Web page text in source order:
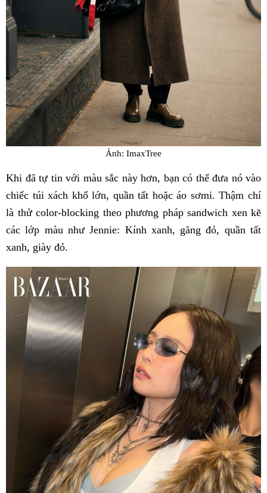
Ảnh: ImaxTree
Khi đã tự tin với màu sắc này hơn, bạn có thể đưa nó vào
chiếc túi xách khổ lớn, quần tất hoặc áo sơmi. Thậm chí
là thử color-blocking theo phương pháp sandwich xen kẽ
các lớp màu như Jennie: Kính xanh, găng đỏ, quần tất
xanh, giày đỏ.